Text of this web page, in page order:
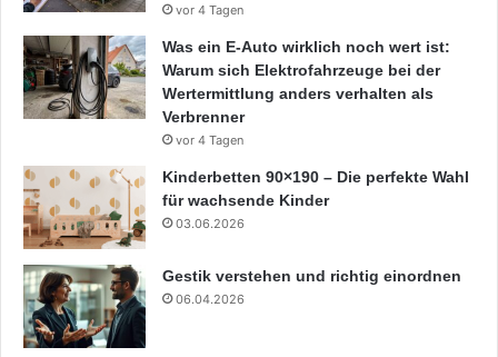
vor 4 Tagen
Was ein E-Auto wirklich noch wert ist:
Warum sich Elektrofahrzeuge bei der
Wertermittlung anders verhalten als
Verbrenner
vor 4 Tagen
Kinderbetten 90×190 – Die perfekte Wahl
für wachsende Kinder
03.06.2026
Gestik verstehen und richtig einordnen
06.04.2026